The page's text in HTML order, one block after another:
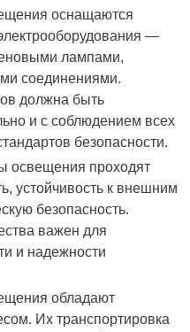
оснащаются
—
лампами,
соединениями.
должна быть
и с соблюдением всех
безопасности.
освещения проходят
устойчивость к внешним
безопасность.
важен для
и надежности
обладают
Их транспортировка